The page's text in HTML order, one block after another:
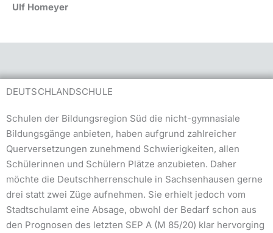
Ulf Homeyer
DEUTSCHLANDSCHULE
Schulen der Bildungsregion Süd die nicht-gymnasiale
Bildungsgänge anbieten, haben aufgrund zahlreicher
Querversetzungen zunehmend Schwierigkeiten, allen
Schülerinnen und Schülern Plätze anzubieten. Daher
möchte die Deutschherrenschule in Sachsenhausen gerne
drei statt zwei Züge aufnehmen. Sie erhielt jedoch vom
Stadtschulamt eine Absage, obwohl der Bedarf schon aus
den Prognosen des letzten SEP A (M 85/20) klar hervorging